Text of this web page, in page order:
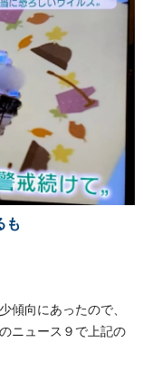
も
向にあったので、
ニュース９で上記の